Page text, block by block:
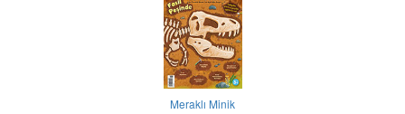
Meraklı Minik